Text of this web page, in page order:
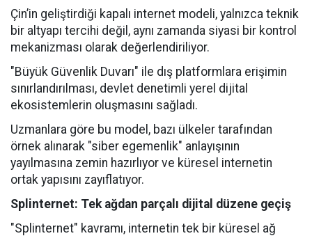
Çin’in geliştirdiği kapalı internet modeli, yalnızca teknik
bir altyapı tercihi değil, aynı zamanda siyasi bir kontrol
mekanizması olarak değerlendiriliyor.
"Büyük Güvenlik Duvarı" ile dış platformlara erişimin
sınırlandırılması, devlet denetimli yerel dijital
ekosistemlerin oluşmasını sağladı.
Uzmanlara göre bu model, bazı ülkeler tarafından
örnek alınarak "siber egemenlik" anlayışının
yayılmasına zemin hazırlıyor ve küresel internetin
ortak yapısını zayıflatıyor.
Splinternet: Tek ağdan parçalı dijital düzene geçiş
"Splinternet" kavramı, internetin tek bir küresel ağ